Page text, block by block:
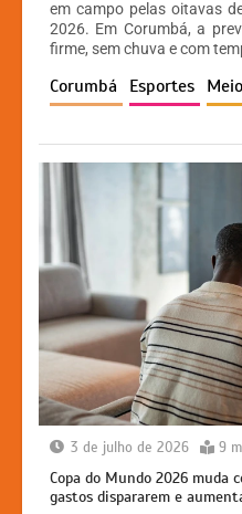
s
A
p
e
b
o
k
s
e
n
er
y
n
em campo pelas oitavas
2026. Em Corumbá, a
firme, sem chuva e com
Corumbá Esportes
3 de julho de 2026 9
Copa do Mundo 2026 muda
gastos dispararem e